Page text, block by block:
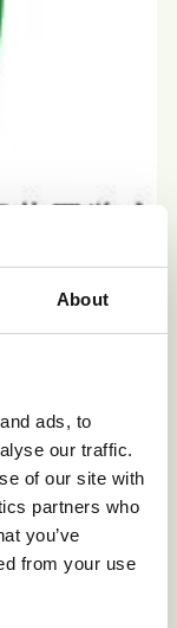
About
ads, to
our traffic.
of our site with
partners who
you’ve
from your use